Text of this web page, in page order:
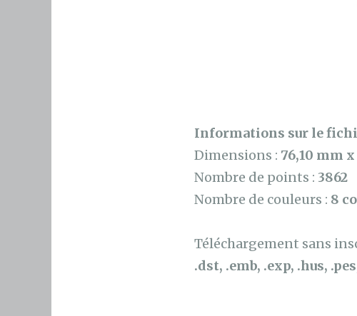
Informations sur le
Dimensions : 76,10 mm
Nombre de points : 3862
Nombre de couleurs : 8
Téléchargement sans
.dst, .emb, .exp, .hus,